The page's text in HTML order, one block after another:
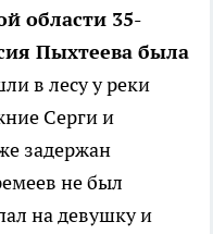
области 35-
Пыхтеева была
в лесу у реки
Серги и
задержан
не был
на девушку и